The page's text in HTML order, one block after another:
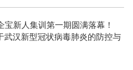
新人集训第一期圆满落幕！
武汉新型冠状病毒肺炎的防控与